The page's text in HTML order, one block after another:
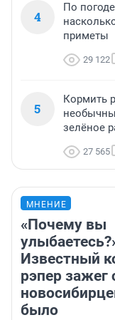
4
По
приметы
29 122
5
Кормить
зелёное
27 565
МНЕНИЕ
«Почему вы
Известный
рэпер зажег
было